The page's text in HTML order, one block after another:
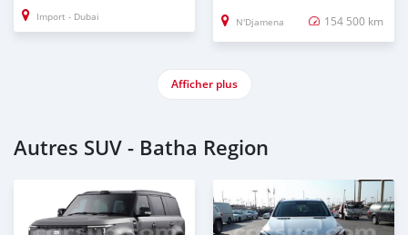
Import - Dubai N'Djamena 154 500 km
Afficher plus
Autres SUV - Batha Region